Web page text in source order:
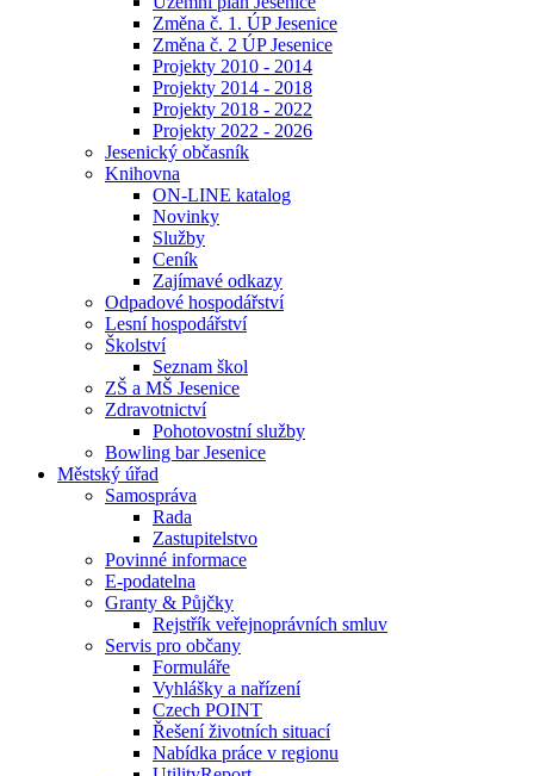
Změna č. 1. ÚP Jesenice
Změna č. 2 ÚP Jesenice
Projekty 2010 - 2014
Projekty 2014 - 2018
Projekty 2018 - 2022
Projekty 2022 - 2026
Jesenický občasník
Knihovna
ON-LINE katalog
Novinky
Služby
Ceník
Zajímavé odkazy
Odpadové hospodářství
Lesní hospodářství
Školství
Seznam škol
ZŠ a MŠ Jesenice
Zdravotnictví
Pohotovostní služby
Bowling bar Jesenice
Městský úřad
Samospráva
Rada
Zastupitelstvo
Povinné informace
E-podatelna
Granty & Půjčky
Rejstřík veřejnoprávních smluv
Servis pro občany
Formuláře
Vyhlášky a nařízení
Czech POINT
Řešení životních situací
Nabídka práce v regionu